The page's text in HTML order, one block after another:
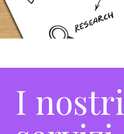
I nostri